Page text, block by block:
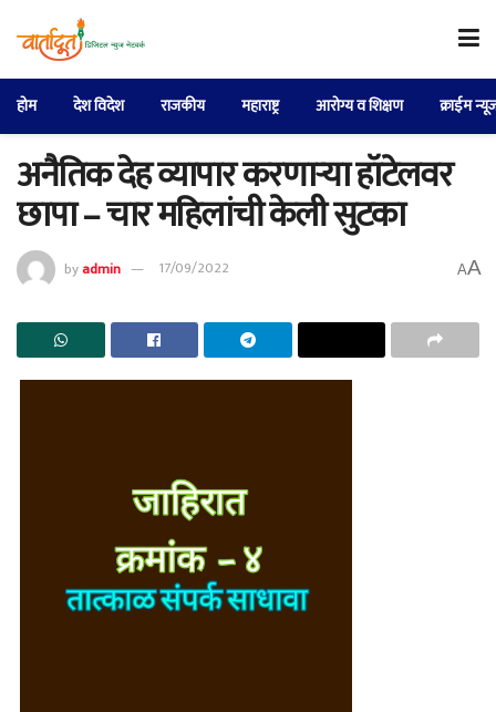
होम देश विदेश राजकीय महाराष्ट्र आरोग्य व शिक्षण क्राईम
अनैतिक देह व्यापार करणाऱ्या हॉटेलवर
छापा – चार महिलांची केली सुटका
byadmin 17/09/2022 AA